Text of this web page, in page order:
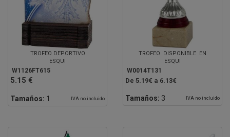
TROFEO DEPORTIVO
ESQUI
W1126FT615
5.15 €
Tamaños: 1 IVA no incluido
TROFEO DISPONIBLE EN
ESQUI
W0014T131
De 5.19€ a 6.13€
Tamaños: 3 IVA no incluido